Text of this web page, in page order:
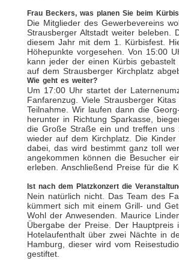
Frau Beckers, was planen Sie beim
Die Mitglieder des Gewerbevereins
Strausberger Altstadt weiter beleben.
diesem Jahr mit dem 1. Kürbisfest.
Höhepunkte vorgesehen. Von 15:00
kann jeder der einen Kürbis gebastelt
auf dem Strausberger Kirchplatz
Wie geht es weiter?
Um 17:00 Uhr startet der
Fanfarenzug. Viele Strausberger
Teilnahme. Wir laufen dann die Georg-
herunter in Richtung Sparkasse,
die Große Straße ein und treffen uns
wieder auf dem Kirchplatz. Die Kinder
dabei, das wird bestimmt ganz toll
angekommen können die Besucher
erleben. Anschließend Preise für die
Ist nach dem Platzkonzert die
Nein natürlich nicht. Das Team des
kümmert sich mit einem Grill- und
Wohl der Anwesenden. Maurice
Übergabe der Preise. Der Hauptpreis
Hotelaufenthalt über zwei Nächte in
Hamburg, dieser wird vom
gestiftet.